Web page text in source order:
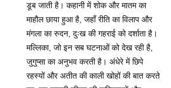
डूब जाती है। कहानी में शोक और मातम का
माहौल छाया हुआ है, जहाँ रीति का विलाप और
मंगला का रुदन, दुःख की गहराई को दर्शाता है।
मल्लिका, जो इन सब घटनाओं को देख रही है,
जुगुप्सा का अनुभव करती है। अंधेरे में छिपे
रहस्यों और अतीत की काली खोहों की बात करते